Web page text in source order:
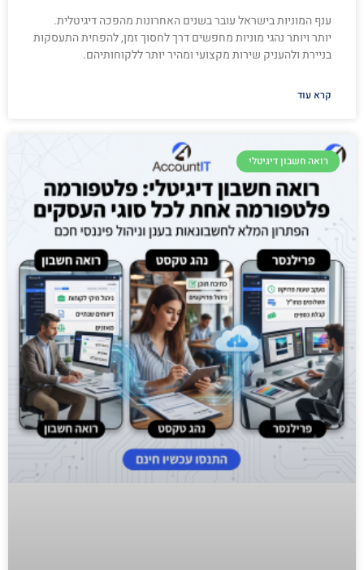
ענף המוניות בישראל עובר בשנים האחרונות מהפכה דיגיטלית.
יותר ויותר נהגי מוניות מחפשים דרך לחסוך זמן, להפחית התעסקות
בניירת ולהעניק שירות מקצועי ומהיר יותר ללקוחותיהם.
קרא עוד
רואה חשבון דיגיטלי